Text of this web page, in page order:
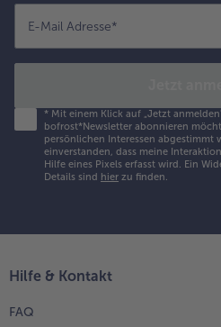
E-Mail Adresse*
* Mit einem Klick auf „Jetzt
bofrost*Newsletter abonnieren
persönlichen Interessen abgestimmt
einverstanden, dass meine
Hilfe eines Pixels erfasst wird. Ein
Details sind hier zu finden.
Hilfe & Kontakt
FAQ